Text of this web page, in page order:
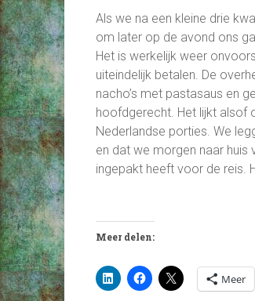
Als we na een kleine drie
om later op de avond ons
Het is werkelijk weer
uiteindelijk betalen. De
nacho’s met pastasaus en
hoofdgerecht. Het lijkt alsof
Nederlandse porties. We
en dat we morgen naar huis
ingepakt heeft voor de reis.
Meer delen:
Meer